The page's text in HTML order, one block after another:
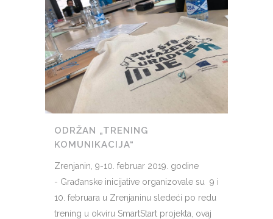
ODRŽAN „TRENING
KOMUNIKACIJA“
Zrenjanin, 9-10. februar 2019. godine
- Građanske inicijative organizovale su 9 i
10. februara u Zrenjaninu sledeći po redu
trening u okviru SmartStart projekta, ovaj